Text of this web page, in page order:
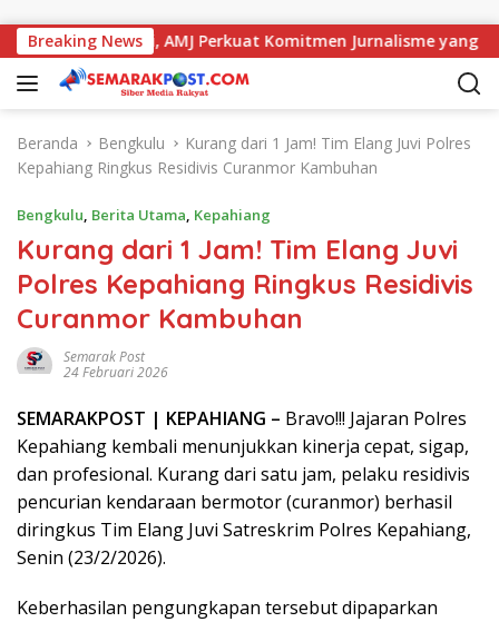
Breaking News
Kajati, AMJ Perkuat Komitmen Jurnalisme yang
Beranda Bengkulu
Kurang dari 1 Jam! Tim Elang Juvi Polres
Kepahiang Ringkus Residivis Curanmor Kambuhan
Bengkulu, Berita Utama, Kepahiang
Kurang dari 1 Jam! Tim Elang Juvi
Polres Kepahiang Ringkus Residivis
Curanmor Kambuhan
Semarak Post
24 Februari 2026
SEMARAKPOST | KEPAHIANG – Bravo!!! Jajaran Polres
Kepahiang kembali menunjukkan kinerja cepat, sigap,
dan profesional. Kurang dari satu jam, pelaku residivis
pencurian kendaraan bermotor (curanmor) berhasil
diringkus Tim Elang Juvi Satreskrim Polres Kepahiang,
Senin (23/2/2026).
Keberhasilan pengungkapan tersebut dipaparkan